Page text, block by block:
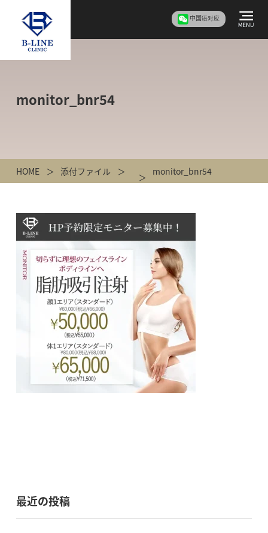
中国语对应
monitor_bnr54
HOME 添付ファイル monitor_bnr54
最近の投稿